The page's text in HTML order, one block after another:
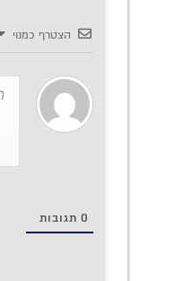
הצטרף כמנוי
0 תגובות